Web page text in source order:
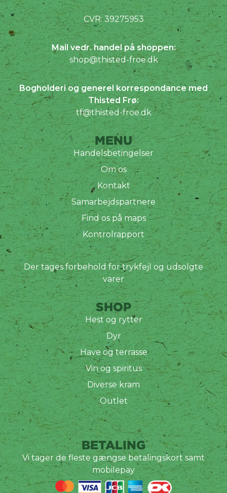
CVR: 39275953
Mail vedr. handel på shoppen:
shop@thisted-froe.dk
Bogholderi og generel korrespondance med
Thisted Frø:
tf@thisted-froe.dk
MENU
Handelsbetingelser
Om os
Kontakt
Samarbejdspartnere
Find os på maps
Kontrolrapport
Der tages forbehold for trykfejl og udsolgte
varer
SHOP
Hest og rytter
Dyr
Have og terrasse
Vin og spiritus
Diverse kram
Outlet
BETALING
Vi tager de fleste gængse betalingskort samt
mobilepay